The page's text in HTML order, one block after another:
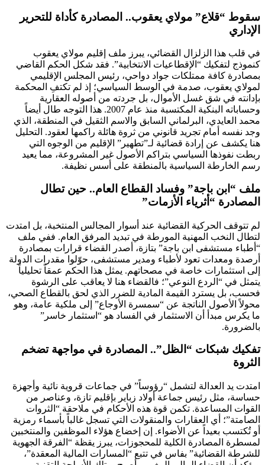
سقوط “قلاع” مولاي يعقوب.. المصادرة كأداة للتحرير
الإداري
في قلب هذا الزلزال القضائي، يبرز ملف إقليم مولاي يعقوب
كنموذج لتفكيك “الإقطاعيات الانتخابية”. فقد شكل الحكم القاضي
بمصادرة كافة ممتلكات جواد دواحي، رئيس المجلس الإقليمي
لمولاي يعقوب، صدمة في الوسط السياسي؛ إذ لم تكتفِ المحكمة
بإدانته في شق غسل الأموال، بل جردته من أصوله العقارية
وحساباته البنكية المكتسبة منذ عام 2007. هذا التوجه طال أيضاً
محمد العايدي، البرلماني السابق والاسم الثقيل في المنطقة، الذي
وجد نفسه أمام تجريد قانوني من ثروة هائلة راكمها لعقود. التحليل
هنا يكشف عن إرادة قضائية لـ”تطهير” الإقليم من الوجوه التي
ربطت نفوذها السياسي بتراكم الأصول غير المشروعة، مما يعيد
رسم الخارطة السياسية بالمنطقة على أسس نظيفة.
ملف “ابن باجة” وفساد القطاع العام.. حين تطال
المصادرة “أثرياء الأزمات”
لم تتوقف الحركية القضائية عند أسوار المجالس المنتخبة، بل امتدت
لتطال النخب المهنية المورطة في تبديد المرفق العام. ففي ملف
“أطباء مستشفى ابن باجة” بتازة، أصدر القضاء قرارات بمصادرة
أرصدة ومعدات تعود لأطباء ومدير مستشفى، حوّلوا مقدرات الدولة
إلى استثمارات خاصة في مصحاتهم. يمثل هذا الحكم عمقاً تحليلياً
يتمثل في “الردع النوعي”؛ فالقضاء هنا لا يعاقب على الرشوة
فحسب، بل يسترد القيمة المادية للضرر الذي لحق بالقطاع الصحي،
محولاً الأصول الناتجة عن “سمسرة الأوجاع” إلى ملكية عامة، وهو
ما يكرس مبدأ أن الاستثمار في الفساد هو “استثمار خاسر”
بالضرورة.
تفكيك شبكات “الظل”.. المصادرة في مواجهة تضخم
الثروة
امتدت يد العدالة لتشمل “رؤوساً” في جماعات قروية نائية وأجهزة
حساسة، مثل رئيس جماعة أولاد زباير بإقليم تازة، وعناصر من
القوات المساعدة. تكمن قوة هذه الأحكام في ملاحقة “الثروات
الصامتة”؛ أي العقارات والمنقولات التي تسجل غالباً بأسماء رمزية
أو تُكتسب بعيداً عن الأضواء. إن إخضاع هؤلاء الموظفين والمنتخبين
لمسطرة المصادرة الكلية للمحجوزات، يبرز يقظة “الفرقة الجهوية
للشرطة القضائية” بفاس في تتبع “المسارات المالية المعقدة”،